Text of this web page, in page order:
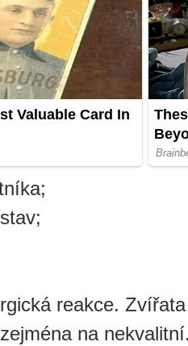
reakce.
na